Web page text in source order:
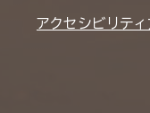
アクセシビリテ